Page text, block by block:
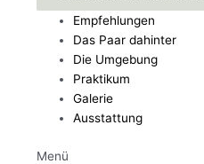
Empfehlungen
Das Paar dahinter
Die Umgebung
Praktikum
Galerie
Ausstattung
Menü